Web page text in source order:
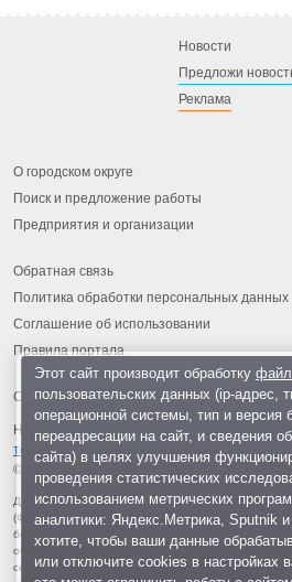
Новости
Предложи
Реклама
О городском округе
Поиск и предложение работы
Предприятия и организации
Обратная связь
Политика обработки персональных данных
Соглашение об использовании
Правила портала
На информационном ресурсе применяются
технологии
© 2013-2026 «ОИНФО»,
сделано в Одинцово
Для читателей: В России признаны
(Фонд борьбы с коррупцией, признан
большевистская партия», «Свидетели Иеговы»,
общенациональный союз», «Движение против
сектор», УНА-УНСО, УПА, «Тризуб им. Степана
Этот сайт производит обработку
пользовательских данных (ip-адрес,
операционной системы, тип и версия
переадресации на сайт, и сведения
сайта) в целях улучшения
проведения статистических
использованием метрических
аналитики: Яндекс.Метрика, Sputnik
хотите, чтобы ваши данные
или отключите cookies в настройках